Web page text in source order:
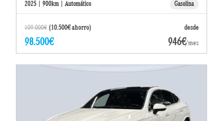
2025 | 900km | Automático Gasolina
109.000€ (10.500€ ahorro) desde
98.500€ 946€/mes